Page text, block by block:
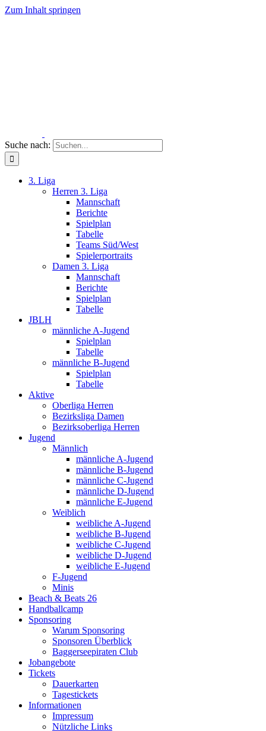
Zum Inhalt springen
Suche nach:
3. Liga
Herren 3. Liga
Mannschaft
Berichte
Spielplan
Tabelle
Teams Süd/West
Spielerportraits
Damen 3. Liga
Mannschaft
Berichte
Spielplan
Tabelle
JBLH
männliche A-Jugend
Spielplan
Tabelle
männliche B-Jugend
Spielplan
Tabelle
Aktive
Oberliga Herren
Bezirksliga Damen
Bezirksoberliga Herren
Jugend
Männlich
männliche A-Jugend
männliche B-Jugend
männliche C-Jugend
männliche D-Jugend
männliche E-Jugend
Weiblich
weibliche A-Jugend
weibliche B-Jugend
weibliche C-Jugend
weibliche D-Jugend
weibliche E-Jugend
F-Jugend
Minis
Beach & Beats 26
Handballcamp
Sponsoring
Warum Sponsoring
Sponsoren Überblick
Baggerseepiraten Club
Jobangebote
Tickets
Dauerkarten
Tagestickets
Informationen
Impressum
Nützliche Links